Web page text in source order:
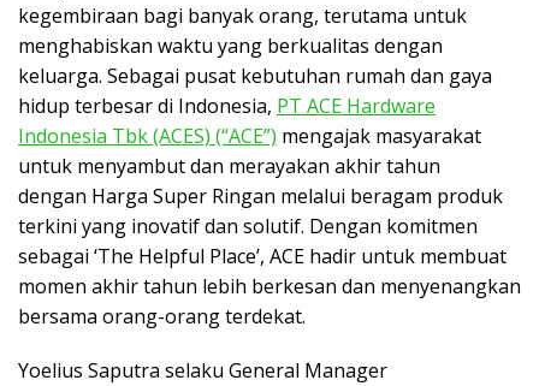
kegembiraan bagi banyak orang, terutama untuk
menghabiskan waktu yang berkualitas dengan
keluarga. Sebagai pusat kebutuhan rumah dan gaya
hidup terbesar di Indonesia, PT ACE Hardware
Indonesia Tbk (ACES) (“ACE”) mengajak masyarakat
untuk menyambut dan merayakan akhir tahun
dengan Harga Super Ringan melalui beragam produk
terkini yang inovatif dan solutif. Dengan komitmen
sebagai ‘The Helpful Place’, ACE hadir untuk membuat
momen akhir tahun lebih berkesan dan menyenangkan
bersama orang-orang terdekat.
Yoelius Saputra selaku General Manager